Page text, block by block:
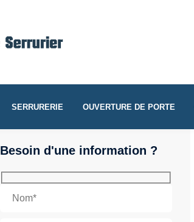
SERRURERIE OUVERTURE DE PORTE
Besoin d'une information ?